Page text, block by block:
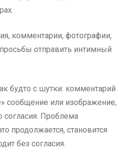
комментарии, фотографии,
отправить интимный
будто с шутки: комментарий
сообщение или изображение,
согласия. Проблема
продолжается, становится
без согласия.